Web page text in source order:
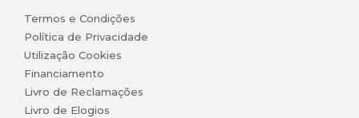
Termos e Condições
Política de Privacidade
Utilização Cookies
Financiamento
Livro de Reclamações
Livro de Elogios